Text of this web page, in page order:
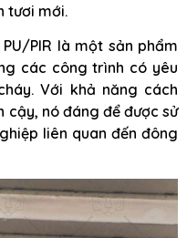
tươi mới.
PIR là một sản phẩm
các công trình có yêu
Với khả năng cách
nó đáng để được sử
liên quan đến đông